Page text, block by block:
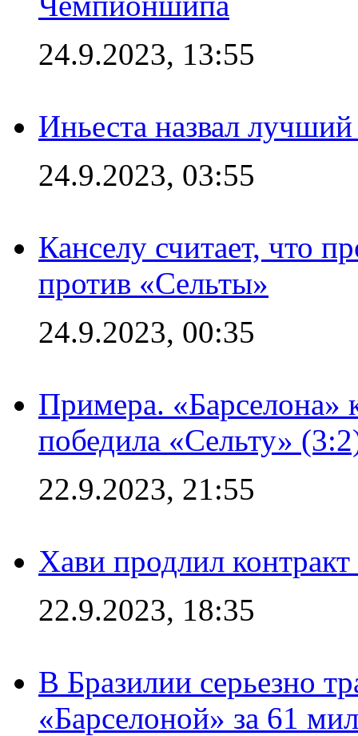
24.9.2023, 13:55
Иньеста назвал
24.9.2023, 03:55
Канселу считает, что
против «Сельты»
24.9.2023, 00:35
Примера. «Барселона»
победила «Сельту»
22.9.2023, 21:55
Хави продлил
22.9.2023, 18:35
В Бразилии серьезно
«Барселоной» за 61